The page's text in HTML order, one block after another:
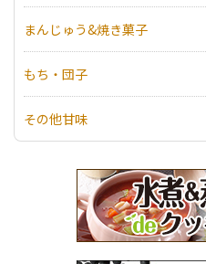
まんじゅう&焼き菓子
もち・団子
その他甘味